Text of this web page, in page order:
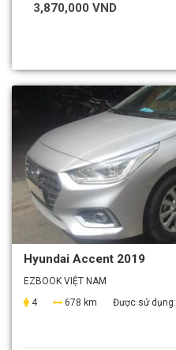
3,870,000 VND
Hyundai Accent 2019
EZBOOK VIỆT NAM
4
678 km Được sử dụng: